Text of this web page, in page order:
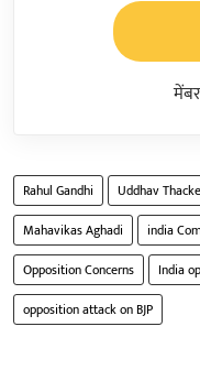
Rahul Gandhi Uddhav
Mahavikas Aghadi
india
Opposition Concerns
India
opposition attack on BJP